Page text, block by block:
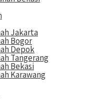
Jakarta
Bogor
Depok
Tangerang
Bekasi
Karawang